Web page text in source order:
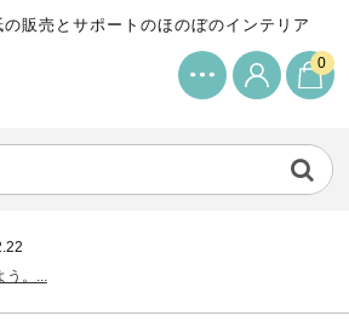
の販売とサポートのほのぼのインテリア
0
いて...
て...
いて...